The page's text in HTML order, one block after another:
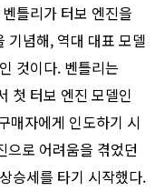
틀리가 터보 엔진을
기념해, 역대 대표 모델
것이다. 벤틀리는
첫 터보 엔진 모델인
매자에게 인도하기 시
로 어려움을 겪었던
승세를 타기 시작했다.